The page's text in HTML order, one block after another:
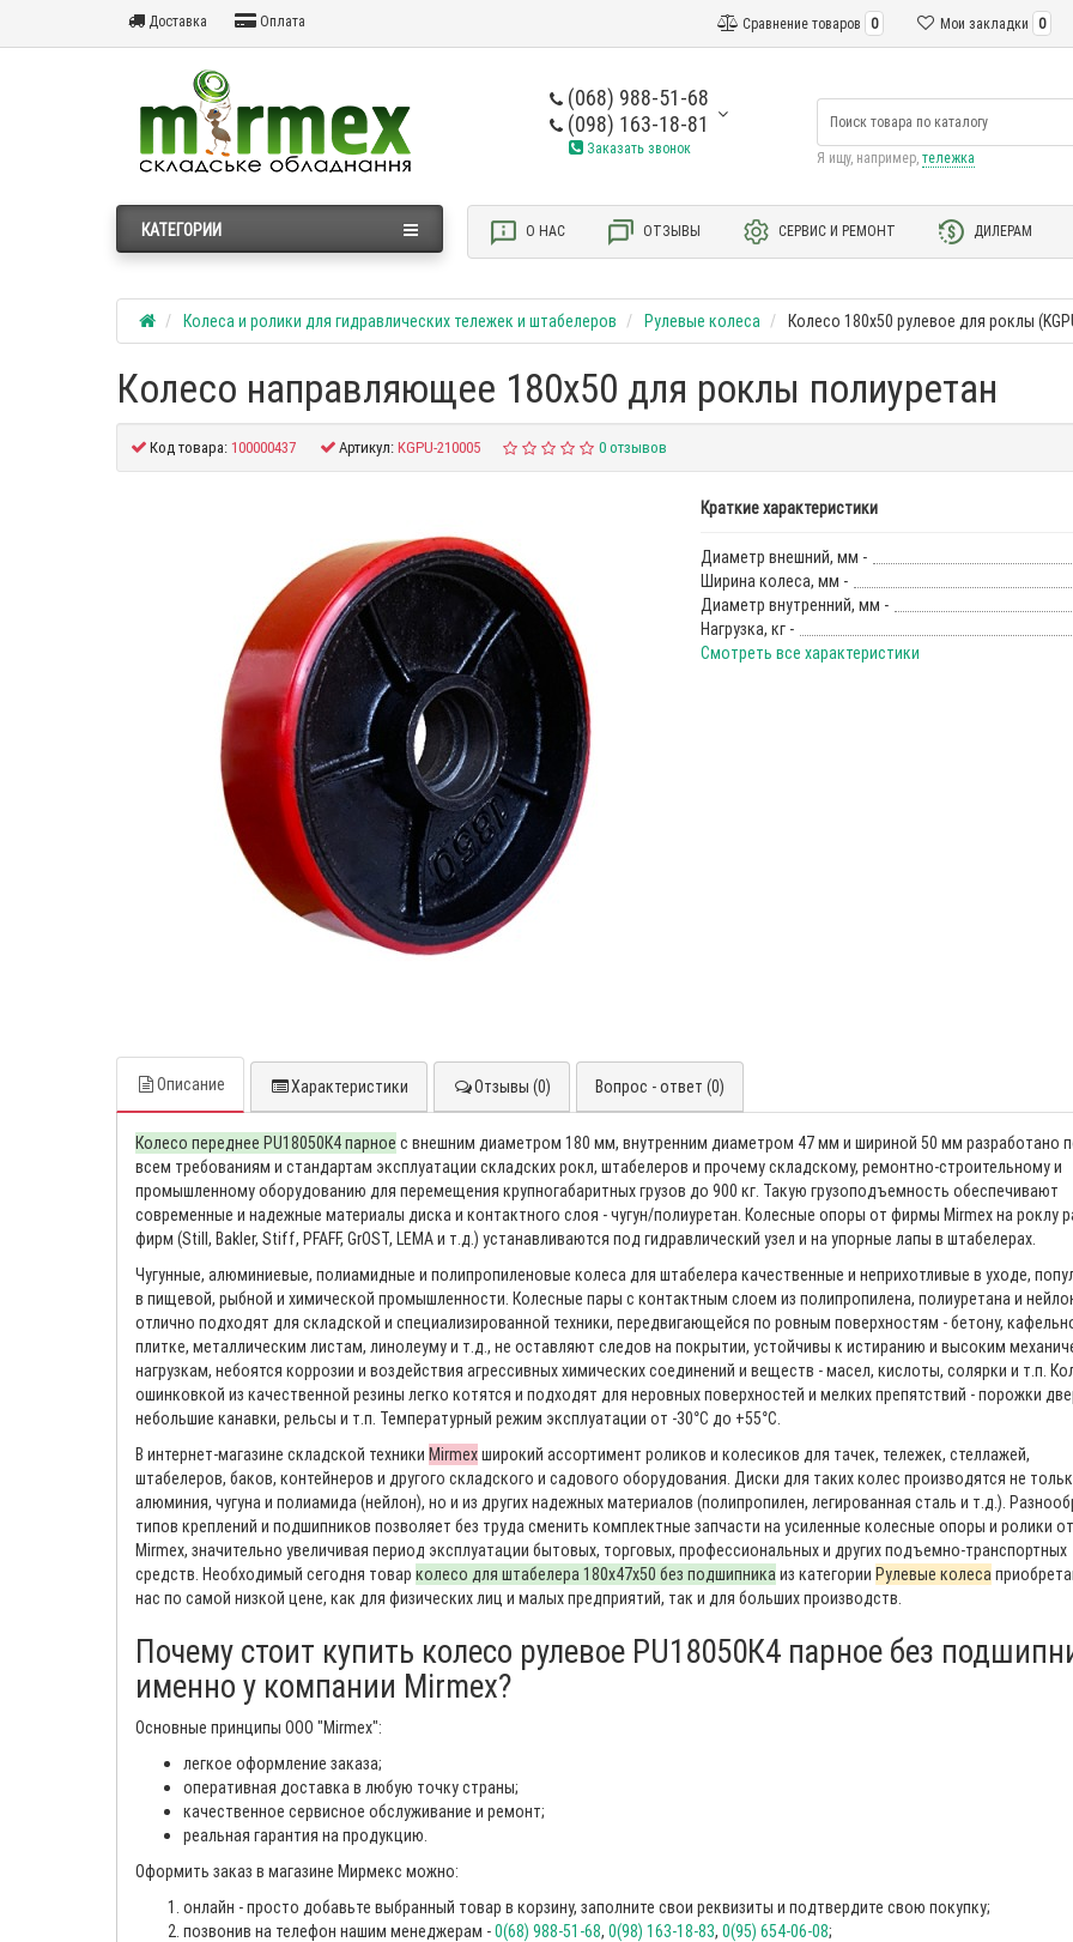
Доставка Оплата Мои закладки 0
Сравнение товаров 0
(068) 988-51-68
(098) 163-18-81
Заказать звонок
Я ищу, например, тележка
КАТЕГОРИИ О НАС ОТЗЫВЫ СЕРВИС И РЕМОНТ ДИЛЕРАМ
Колеса и ролики для гидравлических тележек и штабелеров Рулевые колеса Колесо 180х50 рулевое для роклы
Колесо направляющее 180х50 для роклы полиуретан
Код товара:100000437 Артикул:KGPU-210005 0 отзывов
Краткие характеристики
Диаметр внешний, мм -
Ширина колеса, мм -
Диаметр внутренний, мм -
Нагрузка, кг -
Смотреть все характеристики
Описание Характеристики Отзывы (0) Вопрос - ответ (0)
Колесо переднее PU18050К4 парное с внешним диаметром 180 мм, внутренним диаметром 47 мм и шириной 50 мм разработано
всем требованиям и стандартам эксплуатации складских рокл, штабелеров и прочему складскому, ремонтно-строительному и
промышленному оборудованию для перемещения крупногабаритных грузов до 900 кг. Такую грузоподъемность обеспечивают
современные и надежные материалы диска и контактного слоя - чугун/полиуретан. Колесные опоры от фирмы Mirmex на роклу
фирм (Still, Bakler, Stiff, PFAFF, GrOST, LEMA и т.д.) устанавливаются под гидравлический узел и на упорные лапы в штабелерах.
Чугунные, алюминиевые, полиамидные и полипропиленовые колеса для штабелера качественные и неприхотливые в уходе,
в пищевой, рыбной и химической промышленности. Колесные пары с контактным слоем из полипропилена, полиуретана и
отлично подходят для складской и специализированной техники, передвигающейся по ровным поверхностям - бетону,
плитке, металлическим листам, линолеуму и т.д., не оставляют следов на покрытии, устойчивы к истиранию и высоким
нагрузкам, небоятся коррозии и воздействия агрессивных химических соединений и веществ - масел, кислоты, солярки и т.п.
ошинковкой из качественной резины легко котятся и подходят для неровных поверхностей и мелких препятствий - порожки
небольшие канавки, рельсы и т.п. Температурный режим эксплуатации от -30°С до +55°С.
В интернет-магазине складской техники Mirmexширокий ассортимент роликов и колесиков для тачек, тележек, стеллажей,
штабелеров, баков, контейнеров и другого складского и садового оборудования. Диски для таких колес производятся не
алюминия, чугуна и полиамида (нейлон), но и из других надежных материалов (полипропилен, легированная сталь и т.д.).
типов креплений и подшипников позволяет без труда сменить комплектные запчасти на усиленные колесные опоры и ролики
Mirmex, значительно увеличивая период эксплуатации бытовых, торговых, профессиональных и других подъемно-транспортных
средств. Необходимый сегодня товар колесо для штабелера 180х47х50 без подшипника из категории Рулевые колеса
нас по самой низкой цене, как для физических лиц и малых предприятий, так и для больших производств.
Почему стоит купить колесо рулевое PU18050К4 парное без
именно у компании Mirmex?
Основные принципы ООО "Mirmex":
легкое оформление заказа;
оперативная доставка в любую точку страны;
качественное сервисное обслуживание и ремонт;
реальная гарантия на продукцию.
Оформить заказ в магазине Мирмекс можно:
онлайн - просто добавьте выбранный товар в корзину, заполните свои реквизиты и подтвердите свою покупку;
позвонив на телефон нашим менеджерам -0(68) 988-51-68, 0(98) 163-18-83, 0(95) 654-06-08;